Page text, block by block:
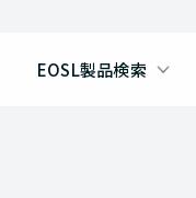
EOSL製品検索